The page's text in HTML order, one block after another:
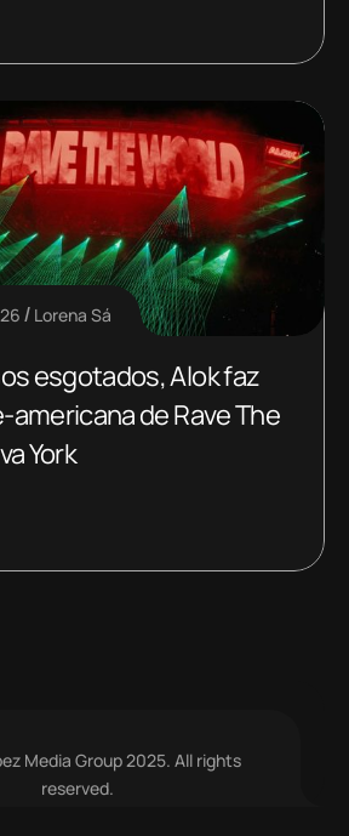
Lorena Sá
esgotados, Alok faz
de Rave The
York
Media Group 2025. All rights
reserved.